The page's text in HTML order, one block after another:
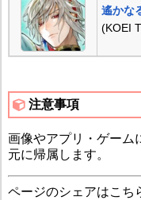
遙かな
(KOEI
注意事項
画像やアプリ・ゲーム
元に帰属します。
ページのシェアはこち